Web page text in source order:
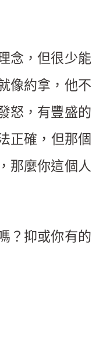
念，但很少能
像約拿，他不
怒，有豐盛的
正確，但那個
那麼你這個人
？抑或你有的